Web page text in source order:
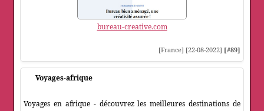
bureau-creative.com
[France] [22-08-2022] [#89]
Voyages-afrique
Voyages en afrique - découvrez les meilleures destinations de